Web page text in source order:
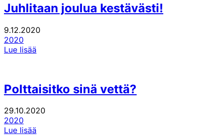
Juhlitaan joulua kestävästi!
9.12.2020
2020
Lue lisää
Polttaisitko sinä vettä?
29.10.2020
2020
Lue lisää